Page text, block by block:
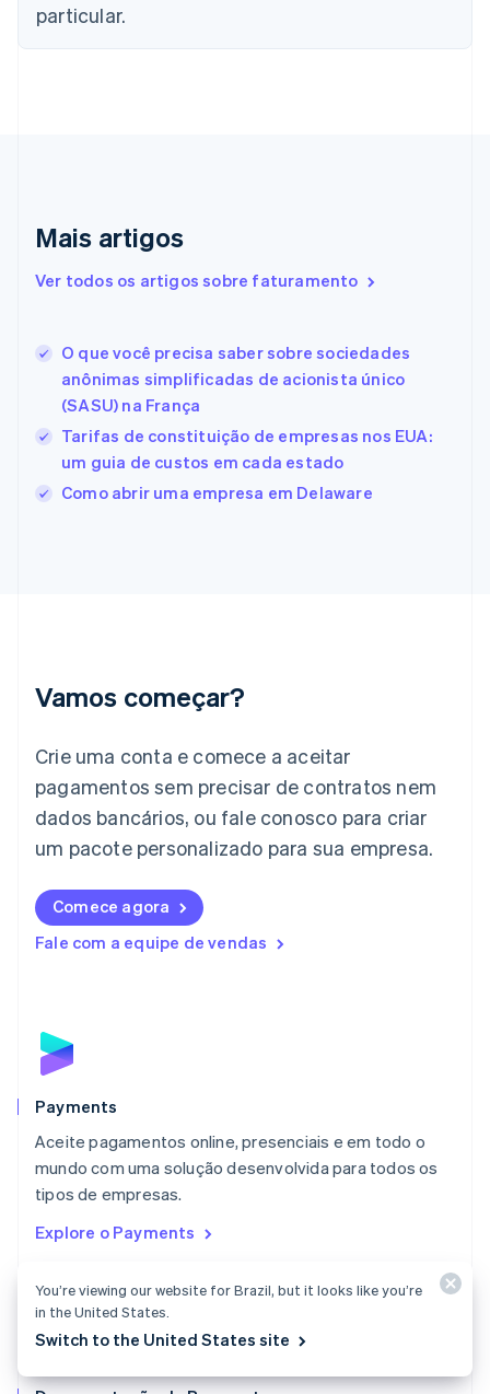
particular.
Mais artigos
Ver todos os artigos sobre faturamento
O que você precisa saber sobre sociedades
anônimas simplificadas de acionista único
(SASU) na França
Tarifas de constituição de empresas nos EUA:
um guia de custos em cada estado
Como abrir uma empresa em Delaware
Vamos começar?
Crie uma conta e comece a aceitar
pagamentos sem precisar de contratos nem
dados bancários, ou fale conosco para criar
um pacote personalizado para sua empresa.
Comece agora
Fale com a equipe de vendas
Payments
Aceite pagamentos online, presenciais e em todo o
mundo com uma solução desenvolvida para todos os
tipos de empresas.
Explore o Payments
Chipre
Croácia
Eslovênia
Espanha
English Español简体中文
Estônia
Finlândia
EnglishSvenska
França
Gibraltar
English
Italiano English
日本語English
Letônia
Liechtenstein
Lituânia
English
Luxemburgo
Malta
English
EspañolEnglish
English
Nova Zelândia
English
NederlandsEnglish
English
Portugal
RAE de Hong Kong, China
English简体中文
You’re viewing our website for Brazil, but it looks like you’re
in the United States.
Switch to the United States site